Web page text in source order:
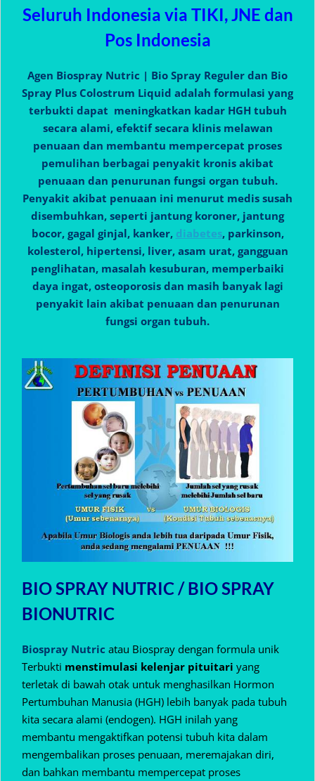
Seluruh Indonesia via TIKI, JNE dan
Pos Indonesia
Agen Biospray Nutric | Bio Spray Reguler dan Bio
Spray Plus Colostrum Liquid adalah formulasi yang
terbukti dapat meningkatkan kadar HGH tubuh
secara alami, efektif secara klinis melawan
penuaan dan membantu mempercepat proses
pemulihan berbagai penyakit kronis akibat
penuaan dan penurunan fungsi organ tubuh.
Penyakit akibat penuaan ini menurut medis susah
disembuhkan, seperti jantung koroner, jantung
bocor, gagal ginjal, kanker, diabetes, parkinson,
kolesterol, hipertensi, liver, asam urat, gangguan
penglihatan, masalah kesuburan, memperbaiki
daya ingat, osteoporosis dan masih banyak lagi
penyakit lain akibat penuaan dan penurunan
fungsi organ tubuh.
BIO SPRAY NUTRIC / BIO SPRAY
BIONUTRIC
Biospray Nutric atau Biospray dengan formula unik
Terbukti menstimulasi kelenjar pituitari yang
terletak di bawah otak untuk menghasilkan Hormon
Pertumbuhan Manusia (HGH) lebih banyak pada tubuh
kita secara alami (endogen). HGH inilah yang
membantu mengaktifkan potensi tubuh kita dalam
mengembalikan proses penuaan, meremajakan diri,
dan bahkan membantu mempercepat proses